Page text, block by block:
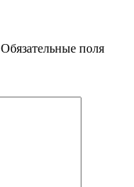
Обязательные поля